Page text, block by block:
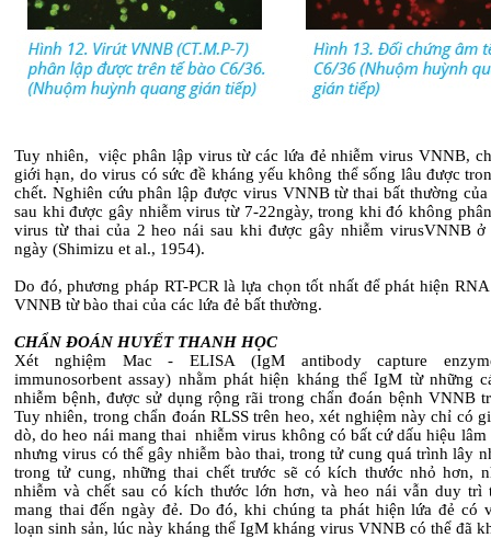
Tuy nhiên, việc phân lập virus từ các lứa đẻ nhiễm virus VNNB,
giới hạn, do virus có sức đề kháng yếu không thể sống lâu được
chết. Nghiên cứu phân lập được virus VNNB từ thai bất thường
sau khi được gây nhiễm virus từ 7-22ngày, trong khi đó không
virus từ thai của 2 heo nái sau khi được gây nhiễm virusVNNB
ngày (Shimizu et al., 1954).
Do đó, phương pháp RT-PCR là lựa chọn tốt nhất để phát hiện
VNNB từ bào thai của các lứa đẻ bất thường.
CHẨN ĐOÁN HUYẾT THANH HỌC
Xét nghiệm Mac - ELISA (IgM antibody capture
immunosorbent assay) nhằm phát hiện kháng thể IgM từ những
nhiễm bệnh, được sử dụng rộng rãi trong chẩn đoán bệnh VNNB
Tuy nhiên, trong chẩn đoán RLSS trên heo, xét nghiệm này chỉ có
dò, do heo nái mang thai nhiễm virus không có bất cứ dấu hiệu lâm
nhưng virus có thể gây nhiễm bào thai, trong tử cung quá trình lây
trong tử cung, những thai chết trước sẽ có kích thước nhỏ hơn,
nhiễm và chết sau có kích thước lớn hơn, và heo nái vẫn duy trì
mang thai đến ngày đẻ. Do đó, khi chúng ta phát hiện lứa đẻ có
loạn sinh sản, lúc này kháng thể IgM kháng virus VNNB có thể đã